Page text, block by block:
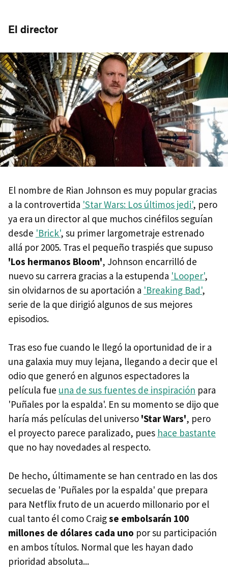
El director
El nombre de Rian Johnson es muy popular gracias
a la controvertida 'Star Wars: Los últimos jedi', pero
ya era un director al que muchos cinéfilos seguían
desde 'Brick', su primer largometraje estrenado
allá por 2005. Tras el pequeño traspiés que supuso
'Los hermanos Bloom', Johnson encarrilló de
nuevo su carrera gracias a la estupenda 'Looper',
sin olvidarnos de su aportación a 'Breaking Bad',
serie de la que dirigió algunos de sus mejores
episodios.
Tras eso fue cuando le llegó la oportunidad de ir a
una galaxia muy muy lejana, llegando a decir que el
odio que generó en algunos espectadores la
película fue una de sus fuentes de inspiración para
'Puñales por la espalda'. En su momento se dijo que
haría más películas del universo 'Star Wars', pero
el proyecto parece paralizado, pues hace bastante
que no hay novedades al respecto.
De hecho, últimamente se han centrado en las dos
secuelas de 'Puñales por la espalda' que prepara
para Netflix fruto de un acuerdo millonario por el
cual tanto él como Craigse embolsarán 100
millones de dólares cada uno por su participación
en ambos títulos. Normal que les hayan dado
prioridad absoluta...